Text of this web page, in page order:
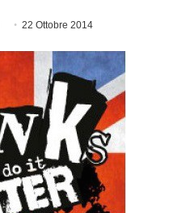
22 Ottobre 2014